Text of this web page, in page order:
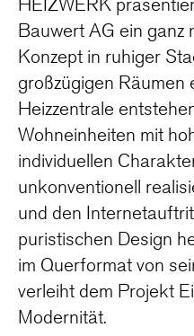
Bauwert AG ein ganz
Konzept in ruhiger
großzügigen Räumen
Heizzentrale
Wohneinheiten mit
individuellen
unkonventionell
und den
puristischen Design
im Querformat von
verleiht dem Projekt
Modernität.